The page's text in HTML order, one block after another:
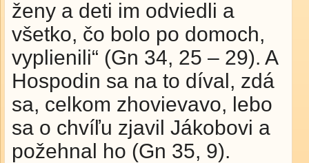
ženy a deti im odviedli a
všetko, čo bolo po domoch,
vyplienili“ (Gn 34, 25 – 29). A
Hospodin sa na to díval, zdá
sa, celkom zhovievavo, lebo
sa o chvíľu zjavil Jákobovi a
požehnal ho (Gn 35, 9).